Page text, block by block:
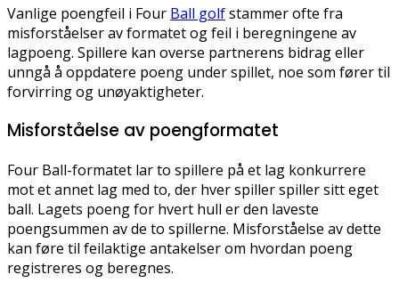
Vanlige poengfeil i Four Ball golfstammer ofte fra
misforståelser av formatet og feil i beregningene av
lagpoeng. Spillere kan overse partnerens bidrag eller
unngå å oppdatere poeng under spillet, noe som fører til
forvirring og unøyaktigheter.
Misforståelse av poengformatet
Four Ball-formatet lar to spillere på et lag konkurrere
mot et annet lag med to, der hver spiller spiller sitt eget
ball. Lagets poeng for hvert hull er den laveste
poengsummen av de to spillerne. Misforståelse av dette
kan føre til feilaktige antakelser om hvordan poeng
registreres og beregnes.